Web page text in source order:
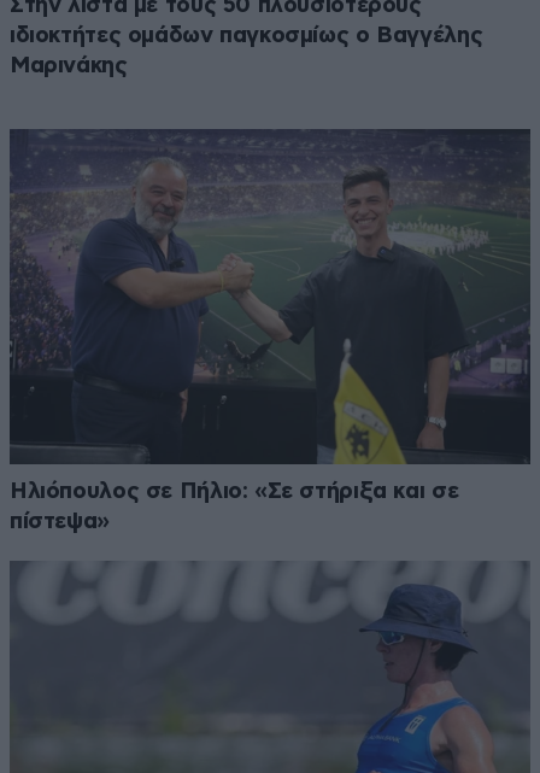
Στην λίστα με τους 50 πλουσιότερους
ιδιοκτήτες ομάδων παγκοσμίως ο Βαγγέλης
Μαρινάκης
Ηλιόπουλος σε Πήλιο: «Σε στήριξα και σε
πίστεψα»